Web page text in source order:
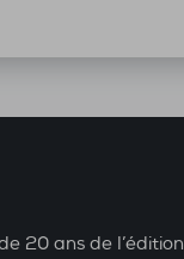
20 ans de l’édition